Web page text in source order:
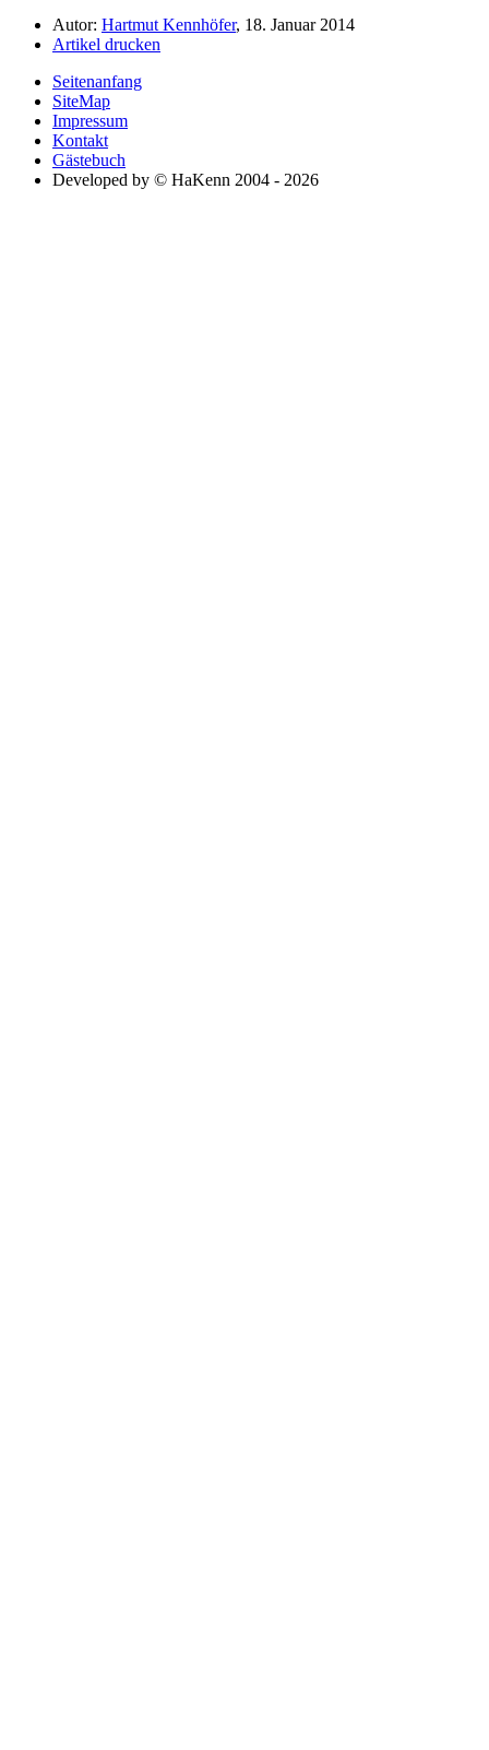
Autor: Hartmut Kennhöfer, 18. Januar 2014
Artikel drucken
Seitenanfang
SiteMap
Impressum
Kontakt
Gästebuch
Developed by © HaKenn 2004 - 2026